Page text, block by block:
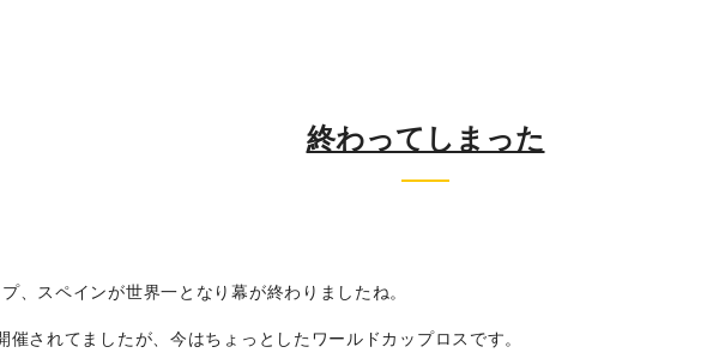
終わってしまった
、スペインが世界一となり幕が終わりましたね。
催されてましたが、今はちょっとしたワールドカップロスです。